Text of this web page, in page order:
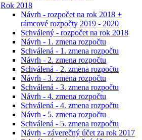
Rok 2018
Návrh - rozpočet na rok 2018 +
rámcové rozpočty 2019 - 2020
Schválený - rozpočet na rok 2018
Návrh - 1. zmena rozpočtu
Schválená - 1. zmena rozpočtu
Návrh - 2. zmena rozpočtu
Schválená - 2. zmena rozpočtu
Návrh - 3. zmena rozpočtu
Schválená - 3. zmena rozpočtu
Návrh - 4. zmena rozpočtu
Schválená - 4. zmena rozpočtu
Návrh - 5. zmena rozpočtu
Schválená - 5. zmena rozpočtu
Návrh - záverečný účet za rok 2017